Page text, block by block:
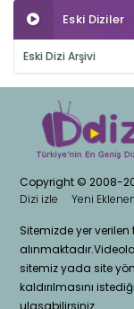
Eski Diziler
Eski Dizi Arşivi
Copyright © 2008-
Dizi izle
Yeni
Sitemizde yer
sitemiz yada site
kaldırılmasını
ulasabilirsiniz.